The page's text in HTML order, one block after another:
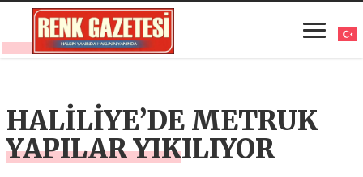
HALİLİYE’DE METRUK
YAPILAR YIKILIYOR